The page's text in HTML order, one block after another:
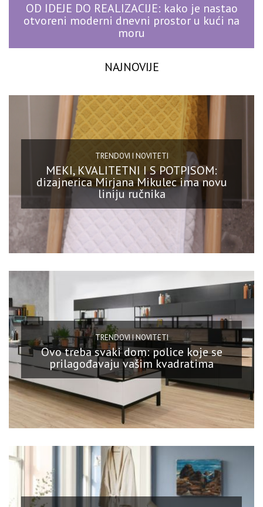
OD IDEJE DO REALIZACIJE: kako je nastao
otvoreni moderni dnevni prostor u kući na
moru
NAJNOVIJE
TRENDOVI I NOVITETI
MEKI, KVALITETNI I S POTPISOM:
dizajnerica Mirjana Mikulec ima novu
liniju ručnika
TRENDOVI I NOVITETI
Ovo treba svaki dom: police koje se
prilagođavaju vašim kvadratima